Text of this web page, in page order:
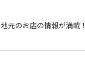
地元のお店の情報が満載！